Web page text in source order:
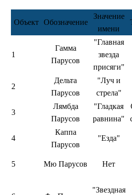
Объект Обозначение
Значение
имени
1
Гамма
Парусов
"Главная
звезда
присяги"
2
Дельта
Парусов
"Луч и
стрела"
3
Лямбда
Парусов
"Гладкая
равнина"
4
Каппа
Парусов
"Езда"
5 Мю Парусов Нет
"Звездная